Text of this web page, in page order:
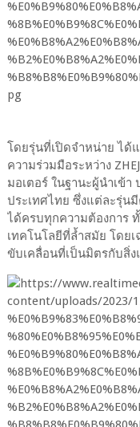
โดยรุ่นที่เปิดจำหน่าย ได้แ
ความร่วมมือระหว่าง
มอเตอร์ ในฐานะผู้นำเข้
ประเทศไทย ซึ่งแต่ละรุ่น
ได้ครบทุกความต้องการ
เทคโนโลยีที่ล้ำสมัย โดย
ขับเคลื่อนที่เป็นมิตรกับสิ่ง